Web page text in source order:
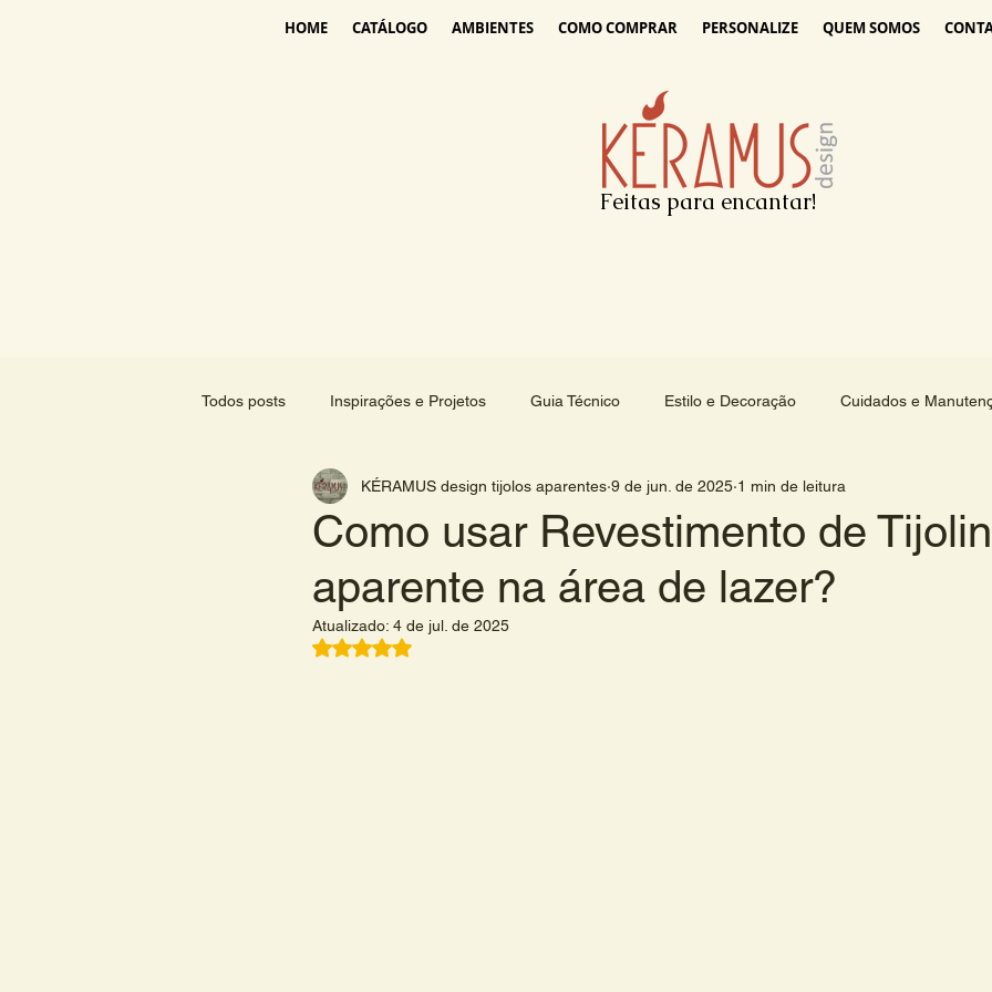
HOME CATÁLOGO AMBIENTES COMO COMPRAR PERSONALIZE QUEM SOMOS
Feitas para encantar!
Todos posts Inspirações e Projetos Guia Técnico Estilo e Decoração Cuidados e
Como usar Revestimento de
aparente na área de lazer?
KÉRAMUS design tijolos aparentes 9 de jun. de 2025 1 min de leitura
Atualizado: 4 de jul. de 2025
Avaliado com NaN de 5 estrelas.